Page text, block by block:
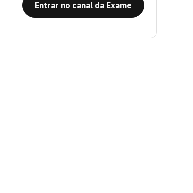
Entrar no canal da Exame